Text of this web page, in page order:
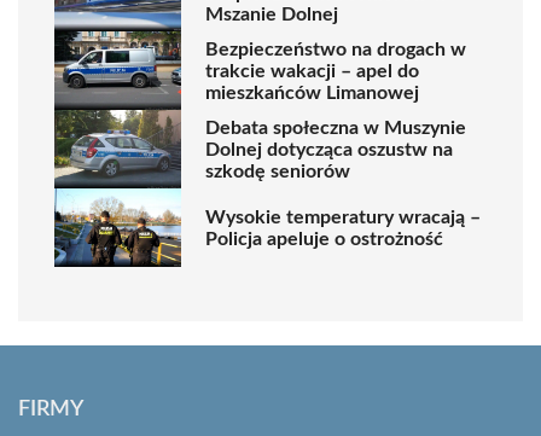
Mszanie Dolnej
Bezpieczeństwo na drogach w
trakcie wakacji – apel do
mieszkańców Limanowej
Debata społeczna w Muszynie
Dolnej dotycząca oszustw na
szkodę seniorów
Wysokie temperatury wracają –
Policja apeluje o ostrożność
FIRMY